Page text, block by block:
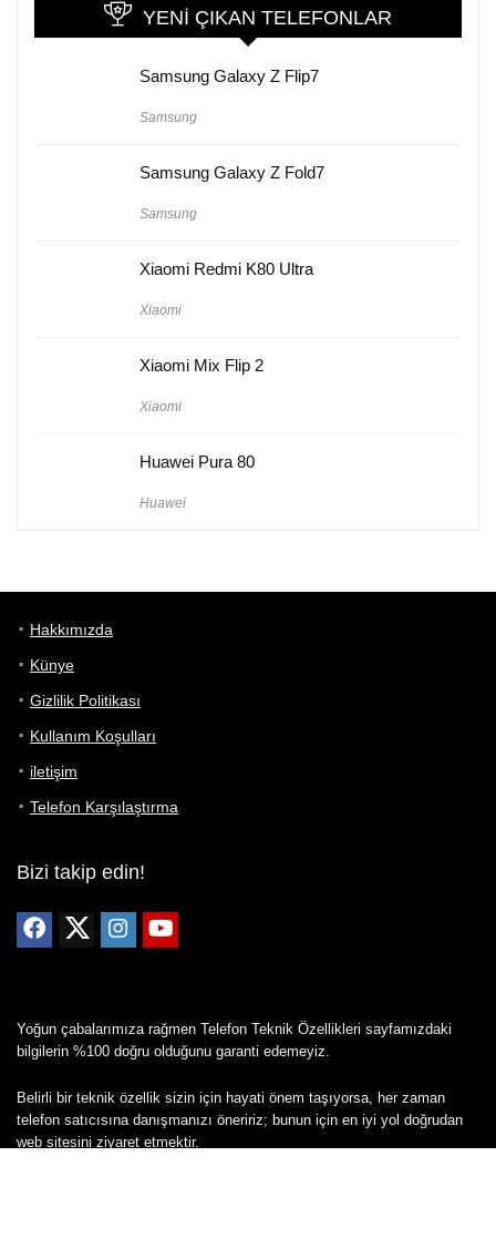
YENI ÇIKAN TELEFONLAR
Samsung Galaxy Z Flip7
Samsung
Samsung Galaxy Z Fold7
Samsung
Xiaomi Redmi K80 Ultra
Xiaomi
Xiaomi Mix Flip 2
Xiaomi
Huawei Pura 80
Huawei
Hakkımızda
Künye
Gizlilik Politikası
Kullanım Koşulları
iletişim
Telefon Karşılaştırma
Bizi takip edin!
Yoğun çabalarımıza rağmen Telefon Teknik Özellikleri sayfamızdaki
bilgilerin %100 doğru olduğunu garanti edemeyiz.
Belirli bir teknik özellik sizin için hayati önem taşıyorsa, her zaman
telefon satıcısına danışmanızı öneririz; bunun için en iyi yol doğrudan
web sitesini ziyaret etmektir.